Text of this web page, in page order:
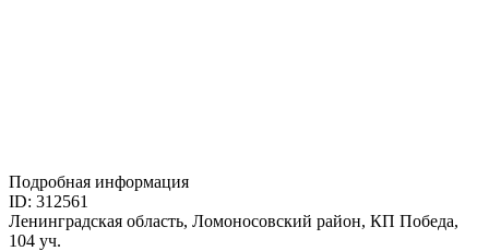
Подробная информация
ID: 312561
Ленинградская область, Ломоносовский район, КП Победа,
104 уч.